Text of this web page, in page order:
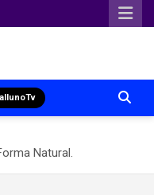
Natural.